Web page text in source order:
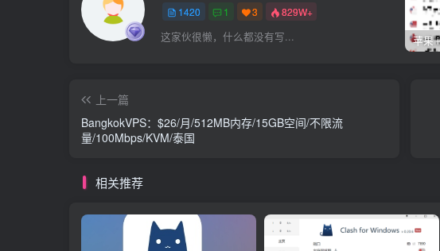
1420 1 3 829W+
这家伙很懒，什么都没有写...
上一篇
BangkokVPS：$26/月/512MB内存/15GB空间/不限流
量/100Mbps/KVM/泰国
相关推荐